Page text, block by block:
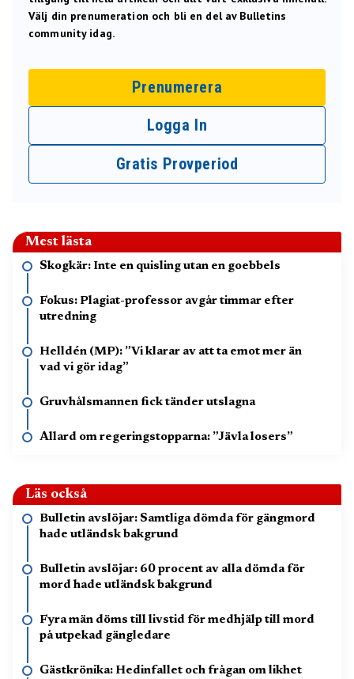
Välj din prenumeration och bli en del av Bulletins
community idag.
Prenumerera
Logga In
Gratis Provperiod
Mest lästa
Skogkär: Inte en quisling utan en goebbels
Fokus: Plagiat-professor avgår timmar efter
utredning
Helldén (MP): ”Vi klarar av att ta emot mer än
vad vi gör idag”
Gruvhålsmannen fick tänder utslagna
Allard om regeringstopparna: ”Jävla losers”
Läs också
Bulletin avslöjar: Samtliga dömda för gängmord
hade utländsk bakgrund
Bulletin avslöjar: 60 procent av alla dömda för
mord hade utländsk bakgrund
Fyra män döms till livstid för medhjälp till mord
på utpekad gängledare
Gästkrönika: Hedinfallet och frågan om likhet